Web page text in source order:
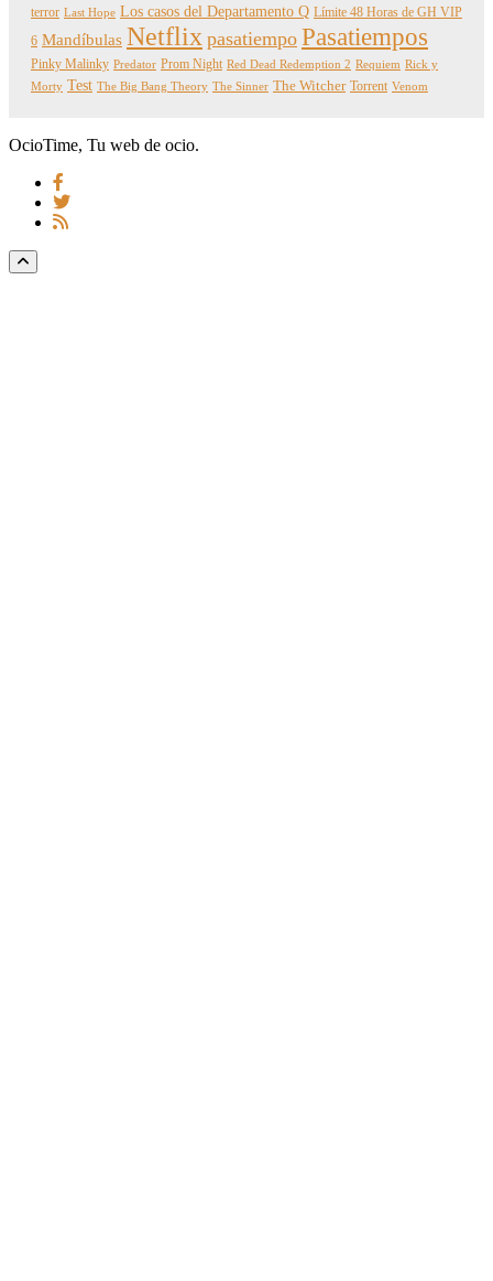
terror Last Hope Los casos del Departamento Q Límite 48 Horas de GH VIP
6 Mandíbulas Netflix pasatiempo Pasatiempos
Pinky Malinky Predator Prom Night Red Dead Redemption 2 Requiem Rick y
Morty Test The Big Bang Theory The Sinner The Witcher Torrent Venom
OcioTime, Tu web de ocio.